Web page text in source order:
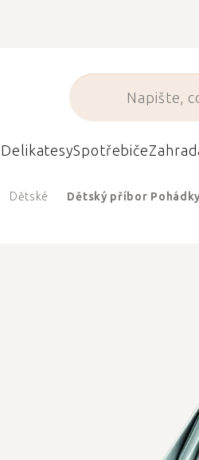
DelikatesySpotřebiče
Dětské Dětský příbor